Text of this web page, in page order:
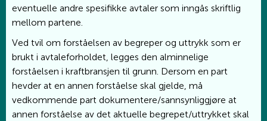
eventuelle andre spesifikke avtaler som inngås skriftlig
mellom partene.
Ved tvil om forståelsen av begreper og uttrykk som er
brukt i avtaleforholdet, legges den alminnelige
forståelsen i kraftbransjen til grunn. Dersom en part
hevder at en annen forståelse skal gjelde, må
vedkommende part dokumentere/sannsynliggjøre at
annen forståelse av det aktuelle begrepet/uttrykket skal